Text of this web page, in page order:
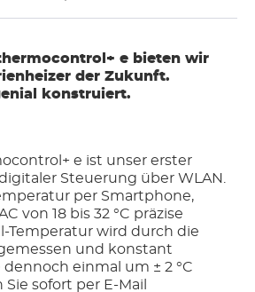
e bieten wir
der Zukunft.
konstruiert.
e ist unser erster
Steuerung über WLAN.
per Smartphone,
von 18 bis 32 °C präzise
Temperatur wird durch die
und konstant
dennoch einmal um ± 2 °C
sofort per E-Mail